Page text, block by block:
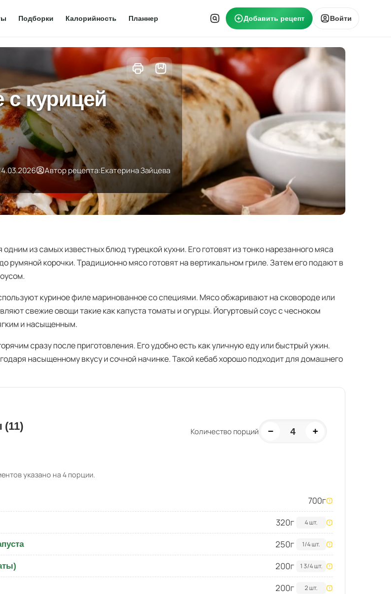
Подборки Калорийность Планнер Добавить рецепт Войти
курицей
Автор рецепта:Екатерина Зайцева
из самых известных блюд турецкой кухни. Его готовят из тонко нарезанного мяса
румяной корочки. Традиционно мясо готовят на вертикальном гриле. Затем его подают в
куриное филе маринованное со специями. Мясо обжаривают на сковороде или
свежие овощи такие как капуста томаты и огурцы. Йогуртовый соус с чесноком
и насыщенным.
сразу после приготовления. Его удобно есть как уличную еду или быстрый ужин.
насыщенному вкусу и сочной начинке. Такой кебаб хорошо подходит для домашнего
(11) Количество порций − 4 +
указано на 4 порции.
700г
320г 4 шт.
250г 1/4 шт.
200г 1 3/4 шт.
200г 2 шт.